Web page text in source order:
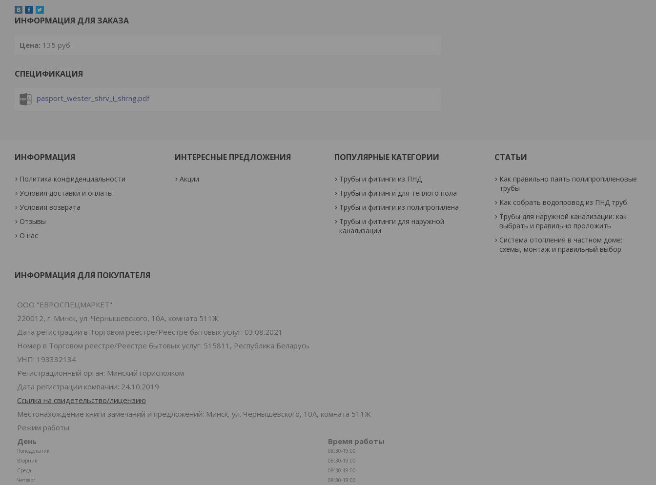
ИНФОРМАЦИЯ ДЛЯ ЗАКАЗА
Цена: 135 руб.
СПЕЦИФИКАЦИЯ
pasport_wester_shrv_i_shrng.pdf
ИНФОРМАЦИЯ
Политика конфиденциальности
Условия доставки и оплаты
Условия возврата
Отзывы
О нас
ИНТЕРЕСНЫЕ ПРЕДЛОЖЕНИЯ
Акции
ПОПУЛЯРНЫЕ КАТЕГОРИИ
Трубы и фитинги из ПНД
Трубы и фитинги для теплого пола
Трубы и фитинги из полипропилена
Трубы и фитинги для наружной
канализации
СТАТЬИ
Как правильно паять полипропиленовые
трубы
Как собрать водопровод из ПНД труб
Трубы для наружной канализации: как
выбрать и правильно проложить
Система отопления в частном доме:
схемы, монтаж и правильный выбор
ИНФОРМАЦИЯ ДЛЯ ПОКУПАТЕЛЯ
ООО "ЕВРОСПЕЦМАРКЕТ"
220012, г. Минск, ул. Чернышевского, 10А, комната 511Ж
Дата регистрации в Торговом реестре/Реестре бытовых услуг: 03.08.2021
Номер в Торговом реестре/Реестре бытовых услуг: 515811, Республика Беларусь
УНП: 193332134
Регистрационный орган: Минский горисполком
Дата регистрации компании: 24.10.2019
Ссылка на свидетельство/лицензию
Местонахождение книги замечаний и предложений: Минск, ул. Чернышевского, 10А, комната 511Ж
Режим работы:
День
Время работы
Понедельник
08:30-19:00
Вторник
08:30-19:00
Среда
08:30-19:00
Четверг
08:30-19:00